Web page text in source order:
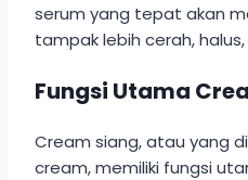
serum yang tepat akan
tampak lebih cerah,
Fungsi Utama
Cream siang, atau yang
cream, memiliki fungsi